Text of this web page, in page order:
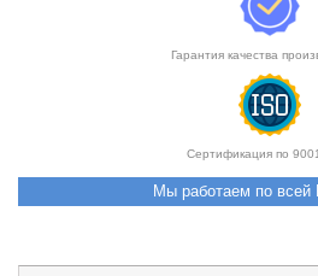
Гарантия качества
Сертификация по
Мы работаем по